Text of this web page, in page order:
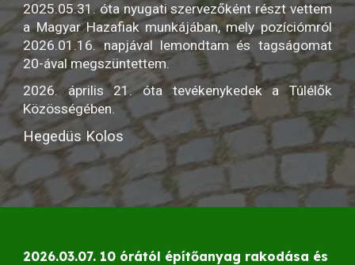
2025.05.31. óta nyugati szervezőként részt vettem
a Magyar Hazafiak munkájában, mely pozíciómról
2026.01.16. napjával lemondtam és tagságomat
20-ával megszüntettem.
2026. április 21. óta tevékenykedek a Túlélők
Közösségében.
Hegedüs Kolos
2026.03.07. 10 órától építőanyag rakodása és